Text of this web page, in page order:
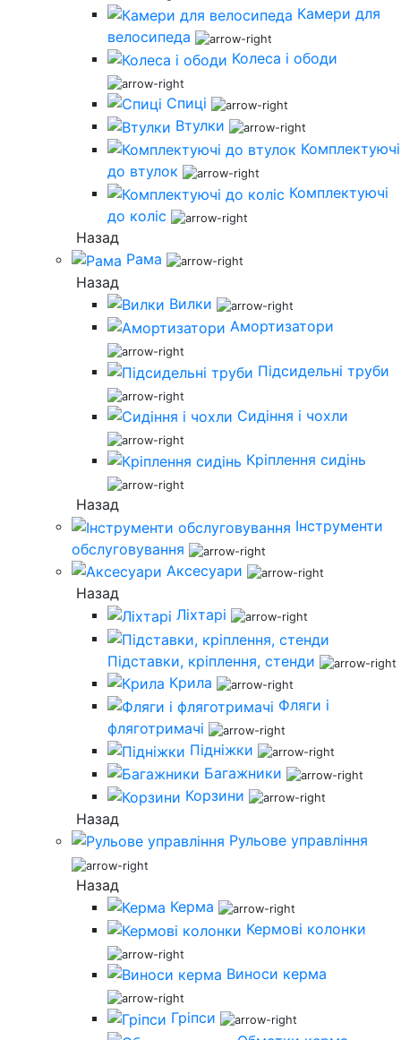
Камери для
велосипеда
Колеса і ободи
Спиці
Втулки
Комплектуючі
до втулок
Комплектуючі
до коліс
Назад
Рама
Назад
Вилки
Амортизатори
Підсидельні труби
Сидіння і чохли
Кріплення сидінь
Назад
Інструменти
обслуговування
Аксесуари
Назад
Ліхтарі
Підставки, кріплення, стенди
Крила
Фляги і
фляготримачі
Підніжки
Багажники
Корзини
Назад
Рульове управління
Назад
Керма
Кермові колонки
Виноси керма
Гріпси